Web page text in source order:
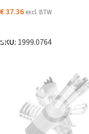
€37.36 excl. BTW
SKU: 1999.0764